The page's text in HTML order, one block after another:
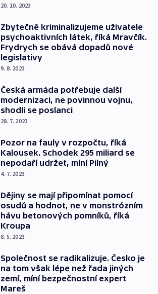
20. 10. 2023
Zbytečně kriminalizujeme uživatele
psychoaktivních látek, říká Mravčík.
Frydrych se obává dopadů nové
legislativy
9. 8. 2023
Česká armáda potřebuje další
modernizaci, ne povinnou vojnu,
shodli se poslanci
28. 7. 2023
Pozor na fauly v rozpočtu, říká
Kalousek. Schodek 295 miliard se
nepodaří udržet, míní Pilný
4. 7. 2023
Dějiny se mají připomínat pomocí
osudů a hodnot, ne v monstrózním
hávu betonových pomníků, říká
Kroupa
8. 5. 2023
Společnost se radikalizuje. Česko je
na tom však lépe než řada jiných
zemí, míní bezpečnostní expert
Mareš